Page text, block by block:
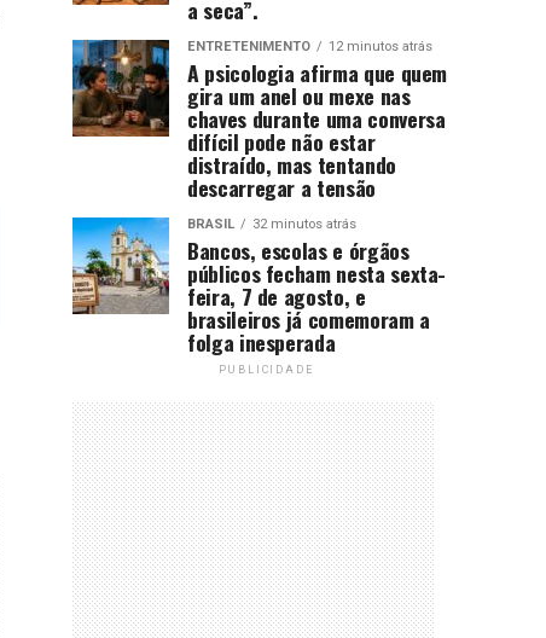
a seca”.
ENTRETENIMENTO 12 minutos atrás
A psicologia afirma que quem
gira um anel ou mexe nas
chaves durante uma conversa
difícil pode não estar
distraído, mas tentando
descarregar a tensão
BRASIL 32 minutos atrás
Bancos, escolas e órgãos
públicos fecham nesta sexta-
feira, 7 de agosto, e
brasileiros já comemoram a
folga inesperada
PUBLICIDADE